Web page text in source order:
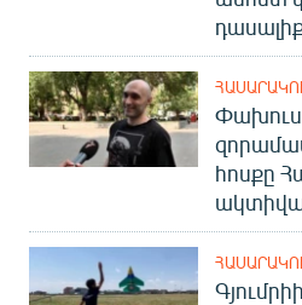
«Ազատության» բոլորհոսքը